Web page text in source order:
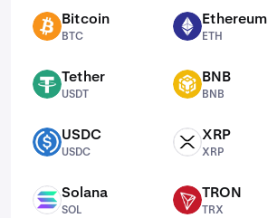
BTC Bitcoin
BTC
ETH Ethereum
ETH
USDT Tether
USDT
BNB BNB
BNB
USDC USDC
USDC
XRP XRP
XRP
SOL Solana
SOL
TRX TRON
TRX